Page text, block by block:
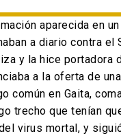
aparecida en
a diario contra el
y la hice portadora
a la oferta de
común en Gaita,
trecho que tenían
virus mortal, y